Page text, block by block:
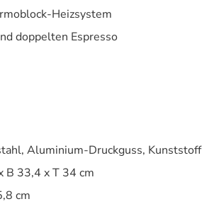
Heizsystem
doppelten Espresso
Aluminium-Druckguss, Kunststoff
B 33,4 x T 34 cm
cm